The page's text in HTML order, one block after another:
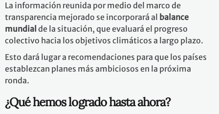
La información reunida por medio del marco de
transparencia mejorado se incorporará al balance
mundial de la situación, que evaluará el progreso
colectivo hacia los objetivos climáticos a largo plazo.
Esto dará lugar a recomendaciones para que los países
establezcan planes más ambiciosos en la próxima
ronda.
¿Qué hemos logrado hasta ahora?